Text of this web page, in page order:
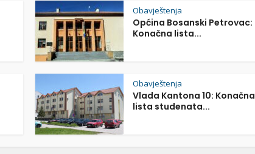
Obavještenja
Općina Bosanski Petrovac:
Konačna lista...
Obavještenja
Vlada Kantona 10: Konačna
lista studenata...